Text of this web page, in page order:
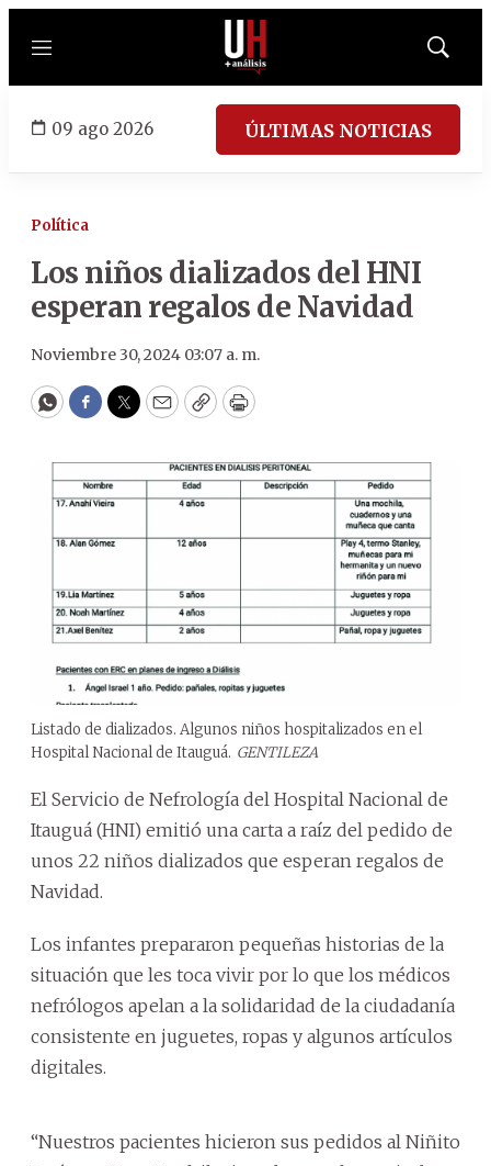
Menú
Mostrar
09 ago 2026 ÚLTIMAS NOTICIAS
Política
Los niños dializados del HNI
esperan regalos de Navidad
Noviembre 30, 2024 03:07 a. m.
WhatsApp
Facebook
Twitter
EmailCopyPrint
Listado de dializados. Algunos niños hospitalizados en el
Hospital Nacional de Itauguá. GENTILEZA
El Servicio de Nefrología del Hospital Nacional de
Itauguá (HNI) emitió una carta a raíz del pedido de
unos 22 niños dializados que esperan regalos de
Navidad.
Los infantes prepararon pequeñas historias de la
situación que les toca vivir por lo que los médicos
nefrólogos apelan a la solidaridad de la ciudadanía
consistente en juguetes, ropas y algunos artículos
digitales.
“Nuestros pacientes hicieron sus pedidos al Niñito